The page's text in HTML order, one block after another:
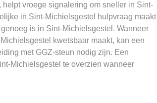
vroege signalering om sneller in Sint-
in Sint-Michielsgestel hulpvraag maakt
is in Sint-Michielsgestel. Wanneer
kwetsbaar maakt, kan een
met GGZ-steun nodig zijn. Een
Michielsgestel te overzien wanneer